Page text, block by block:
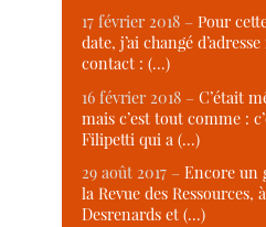
17 février 2018 –Pour
date, j’ai changé
contact : (…)
16 février 2018 –C’était
mais c’est tout comme :
Filipetti qui a (…)
29 août 2017 –Encore un
la Revue des Ressources,
Desrenards et (…)